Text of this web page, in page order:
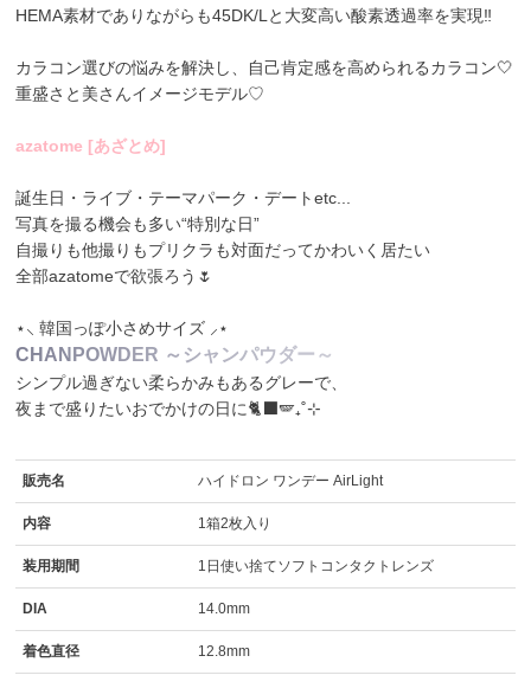
HEMA素材でありながらも45DK/Lと大変高い酸素透過率を実現‼
カラコン選びの悩みを解決し、自己肯定感を高められるカラコン🤍
重盛さと美さんイメージモデル♡
azatome [あざとめ]
誕生日・ライブ・テーマパーク・デートetc...
写真を撮る機会も多い“特別な日”
自撮りも他撮りもプリクラも対面だってかわいく居たい
全部azatomeで欲張ろう🌷
⋆⸜ 韓国っぽ小さめサイズ ⸝⋆
C H A N POWD E R ～ シャ ンパウ ダー ～
シンプル過ぎない柔らかみもあるグレーで、
夜まで盛りたいおでかけの日に🐈‍⬛🪽₊˚⊹
販売名 ハイドロン ワンデー AirLight
内容 1箱2枚入り
装用期間 1日使い捨てソフトコンタクトレンズ
DIA 14.0mm
着色直径 12.8mm